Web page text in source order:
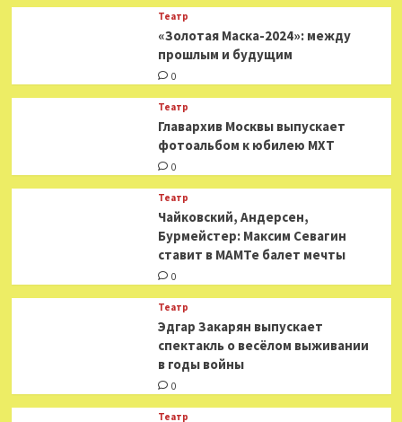
Театр
«Золотая Маска-2024»: между
прошлым и будущим
0
Театр
​​Главархив Москвы выпускает
фотоальбом к юбилею МХТ
0
Театр
​​Чайковский, Андерсен,
Бурмейстер: Максим Севагин
ставит в МАМТе балет мечты
0
Театр
Эдгар Закарян выпускает
спектакль о весёлом выживании
в годы войны
0
Театр